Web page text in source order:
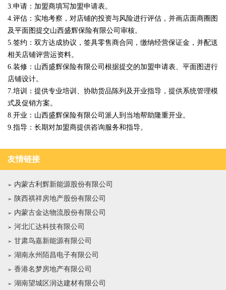
3.申请：加盟商填写加盟申请表。
4.评估：实地考察，对店铺的投资与风险进行评估，并画店面商圈图
及平面图提交山西盛辉保险有限公司审核。
5.签约：双方达成协议，签具零售商合同，缴纳经营保证金，并配送
相关店铺评营运资料。
6.装修：山西盛辉保险有限公司根据提交的加盟申请表、平面图进行
店铺设计。
7.培训：提供专业培训、协助货品陈列及开业指导，提供系统管理模
式及促销方案。
8.开业：山西盛辉保险有限公司派人到当地帮助隆重开业。
9.指导：长期对加盟商提供咨询服务和指导。
友情链接
内蒙古利辉新能源股份有限公司
陕西祺祥房地产股份有限公司
内蒙古金达物流股份有限公司
河北汇达科技有限公司
甘肃鸟嘉新能源有限公司
湖南永州陌昌电子有限公司
香港名梦房地产有限公司
湖南望城区润达建材有限公司